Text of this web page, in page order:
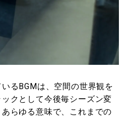
るBGMは、空間の世界観を
クとして今後毎シーズン変
らゆる意味で、これまでの